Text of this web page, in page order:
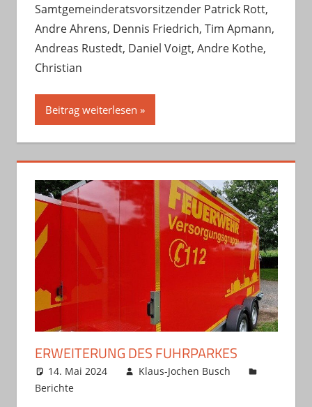
Samtgemeinderatsvorsitzender Patrick Rott,
Andre Ahrens, Dennis Friedrich, Tim Apmann,
Andreas Rustedt, Daniel Voigt, Andre Kothe,
Christian
Beitrag weiterlesen
ERWEITERUNG DES FUHRPARKES
14. Mai 2024
Klaus-Jochen Busch
Berichte